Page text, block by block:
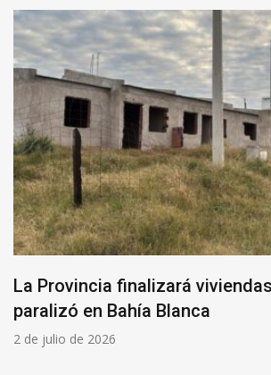
La Provincia finalizará
paralizó en Bahía Blanca
2 de julio de 2026